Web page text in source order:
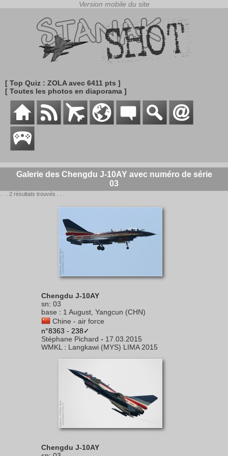
[ Top Quiz : ZOLA avec 6411 pts ]
[ Toutes les photos en diaporama ]
Galerie des Chengdu J-10AY avec numéro de série
03
. . . 2 résultats trouvés . . .
Chengdu J-10AY
sn: 03
base : 1 August, Yangcun (CHN)
Chine - air force
n°8363 - 238✓
Stéphane Pichard - 17.03.2015
WMKL : Langkawi (MYS) LIMA 2015
Chengdu J-10AY